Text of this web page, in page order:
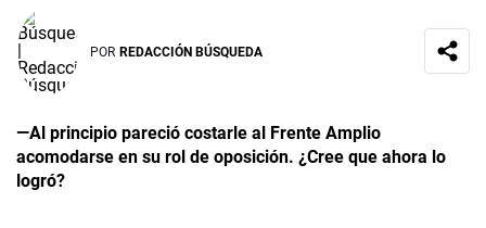
POR REDACCIÓN BÚSQUEDA
—Al principio pareció costarle al Frente Amplio
acomodarse en su rol de oposición. ¿Cree que ahora lo
logró?